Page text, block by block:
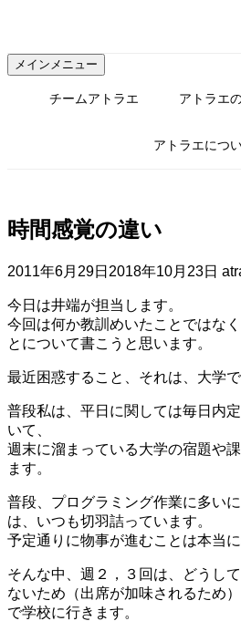
テ
ン
メインメニュー
チームアトラエ アトラエ
アトラエにつ
時間感覚の違い
2011年6月29日 2018年10月23日
今日は井端が担当します。
今回は何か教訓めいたことではな
とについて書こうと思います。
最近困惑すること、それは、大学で
普段私は、平日に関しては毎日内
いて、
週末に溜まっている大学の宿題や
ます。
普段、プログラミング作業に多い
は、いつも切羽詰っています。
予定通りに物事が進むことは本当に
そんな中、週２，３回は、どうし
ないため（出席が加味されるため
で学校に行きます。